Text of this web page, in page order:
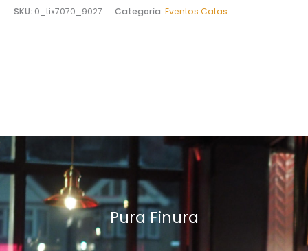
SKU: 0_tix7070_9027 Categoría: Eventos Catas
Pura Finura